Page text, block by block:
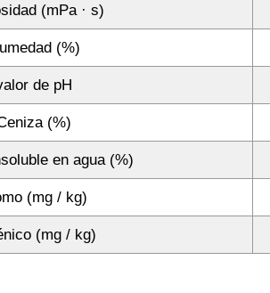
(mPa · s)
(%)
de pH
(%)
en agua (%)
(mg / kg)
(mg / kg)